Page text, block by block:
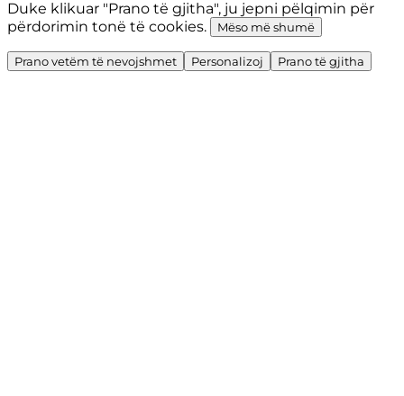
Duke klikuar "Prano të gjitha", ju jepni pëlqimin për
përdorimin tonë të cookies.
Mëso më shumë
Prano vetëm të nevojshmet Personalizoj Prano të gjitha